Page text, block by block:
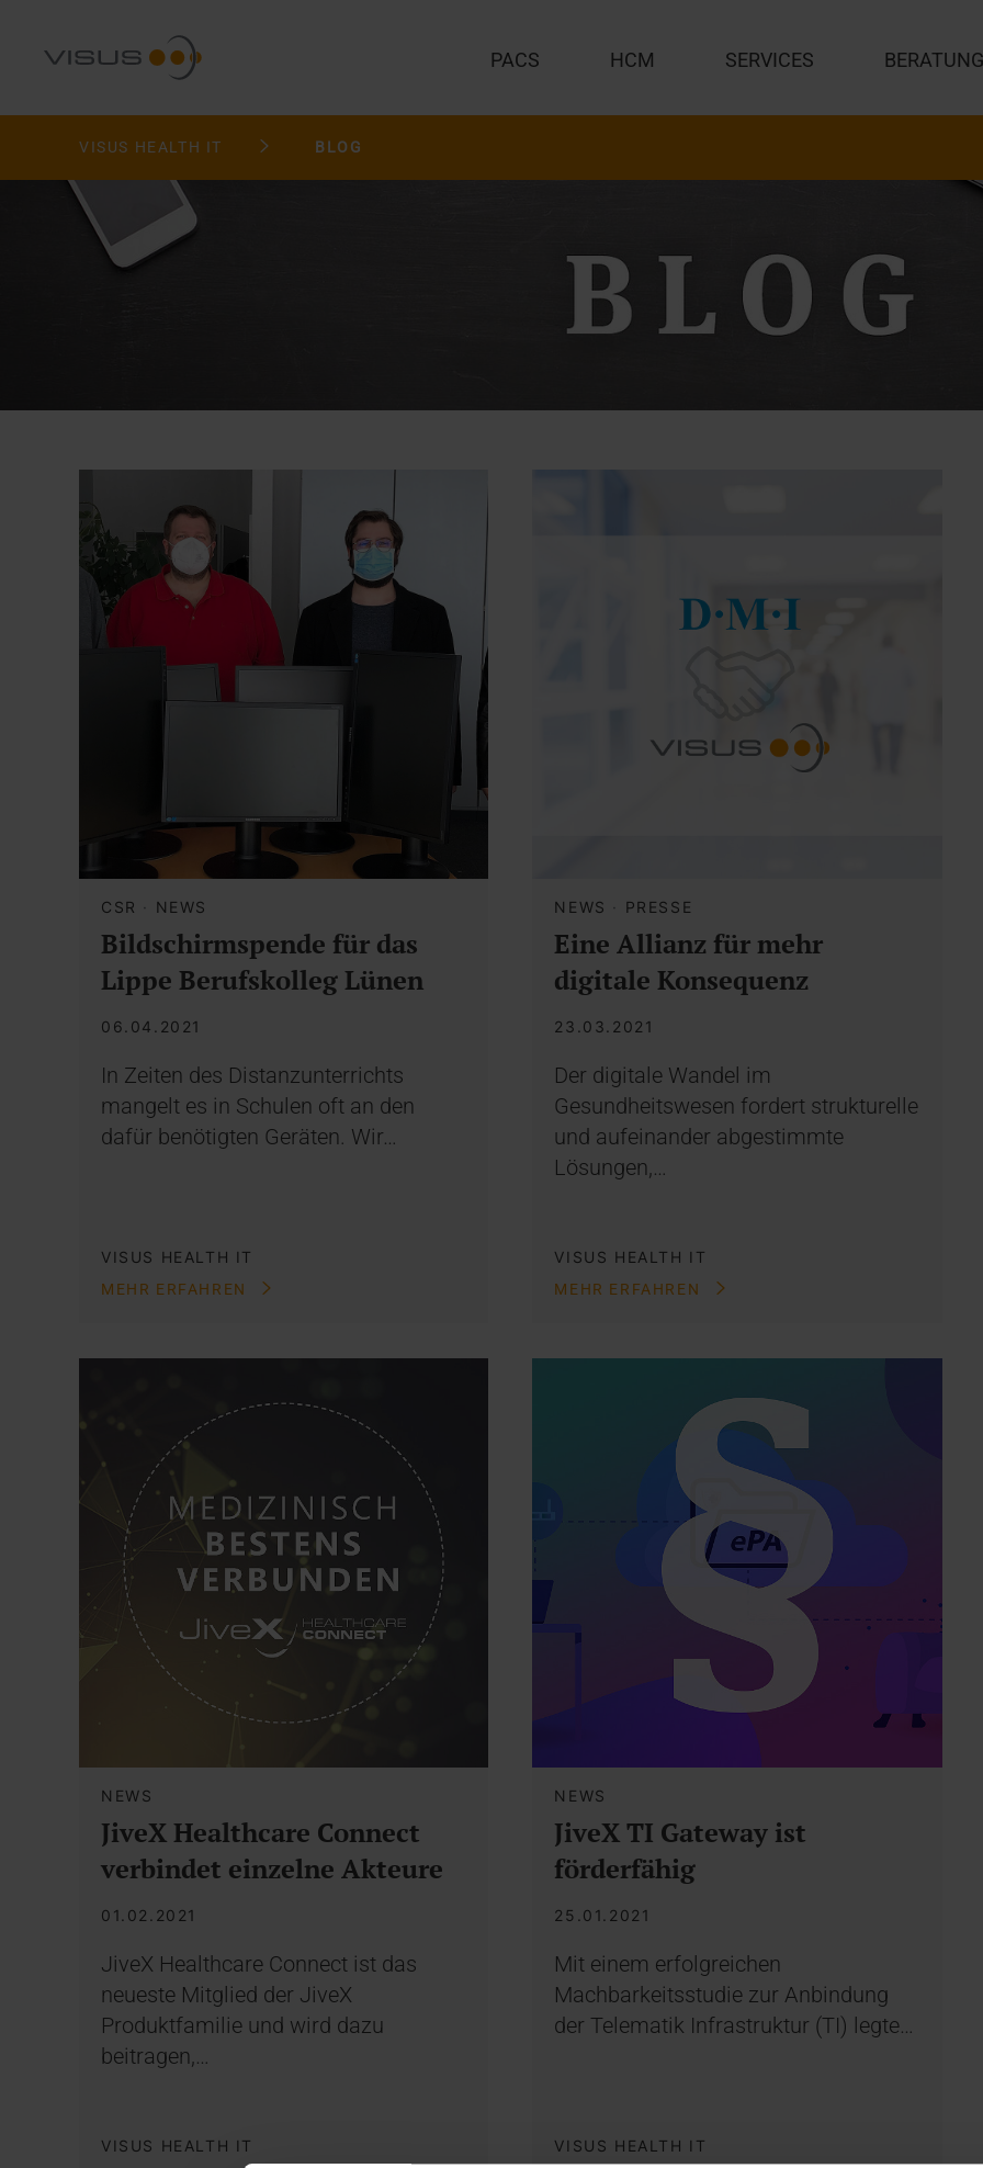
PACS HCM SERVICES BERATUNG
VISUS HEALTH IT BLOG
CSR · NEWS
Bildschirmspende für das
Lippe Berufskolleg Lünen
06.04.2021
In Zeiten des Distanzunterrichts
mangelt es in Schulen oft an den
dafür benötigten Geräten. Wir…
VISUS HEALTH IT
MEHR ERFAHREN
NEWS · PRESSE
Eine Allianz für mehr
digitale Konsequenz
23.03.2021
Der digitale Wandel im
Gesundheitswesen fordert strukturelle
und aufeinander abgestimmte
Lösungen,…
VISUS HEALTH IT
MEHR ERFAHREN
NEWS
JiveX Healthcare Connect
verbindet einzelne Akteure
01.02.2021
JiveX Healthcare Connect ist das
neueste Mitglied der JiveX
Produktfamilie und wird dazu
beitragen,…
VISUS HEALTH IT
NEWS
JiveX TI Gateway ist
förderfähig
25.01.2021
Mit einem erfolgreichen
Machbarkeitsstudie zur Anbindung
der Telematik Infrastruktur (TI) legte…
VISUS HEALTH IT